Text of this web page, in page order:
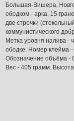
Большая-Вишера,
ободком - арка, 15
две строчки
коммунистического
Метка уровня налива -
ободке. Номер клейма
Обозначение объёма -
Вес - 405 грамм.